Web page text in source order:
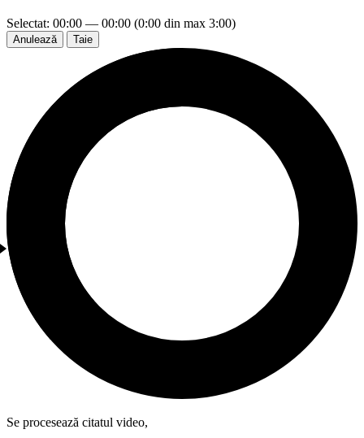
Selectat: 00:00 — 00:00 (0:00 din max 3:00)
Anulează Taie
Se procesează citatul video,